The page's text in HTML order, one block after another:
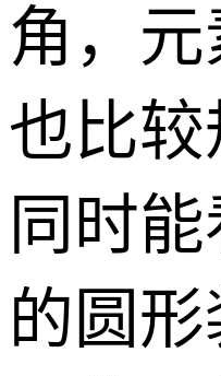
角，
也比
同时
的圆